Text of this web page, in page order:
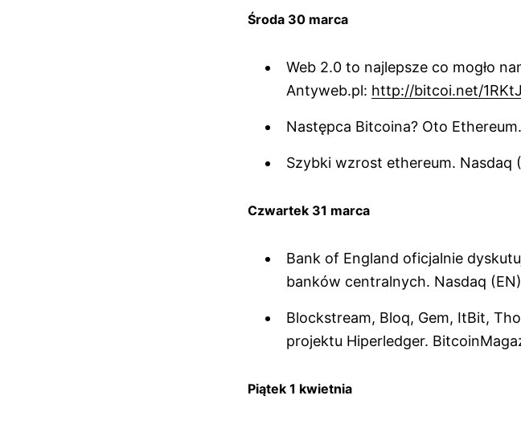
Środa 30 marca
Web 2.0 to najlepsze co mogło
Antyweb.pl: http://bitcoi.net/
Następca Bitcoina? Oto
Szybki wzrost ethereum. Nasdaq
Czwartek 31 marca
Bank of England oficjalnie
banków centralnych. Nasdaq
Blockstream, Bloq, Gem, ItBit,
projektu Hiperledger.
Piątek 1 kwietnia